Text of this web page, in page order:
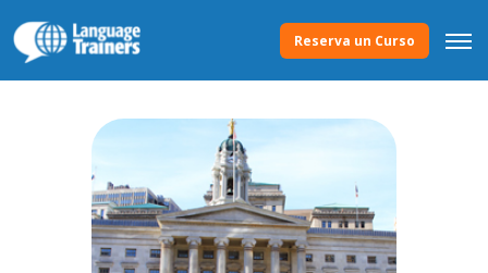
Reserva un Curso